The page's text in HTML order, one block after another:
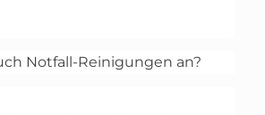
Notfall-Reinigungen an?